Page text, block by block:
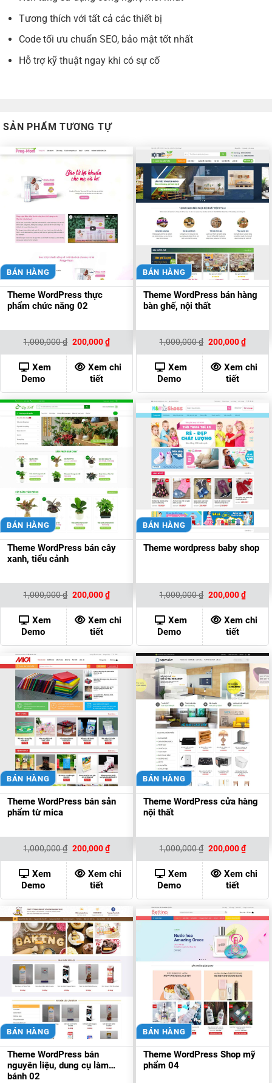
Tương thích với tất cả các thiết bị
Code tối ưu chuẩn SEO, bảo mật tốt nhất
Hỗ trợ kỹ thuật ngay khi có sự cố
SẢN PHẨM TƯƠNG TỰ
BÁN HÀNG
Theme WordPress thực
phẩm chức năng 02
1,000,000₫ Giá
gốc
là:
1,000,000 ₫.
200,000₫Giá
hiện
tại
là:
200,000 ₫.
Xem
Demo
Xem chi
tiết
BÁN HÀNG
Theme WordPress bán hàng
bàn ghế, nội thất
1,000,000₫ Giá
gốc
là:
1,000,000 ₫.
200,000₫Giá
hiện
tại
là:
Xem
Demo
Xem chi
tiết
BÁN HÀNG
Theme WordPress bán cây
xanh, tiểu cảnh
1,000,000₫ Giá
là:
1,000,000 ₫.
200,000₫Giá
hiện
tại
là:
200,000 ₫.
Xem
Demo
Xem chi
tiết
BÁN HÀNG
Theme wordpress baby shop
1,000,000₫ Giá
là:
1,000,000 ₫.
200,000₫Giá
hiện
tại
là:
Xem
Demo
Xem chi
tiết
BÁN HÀNG
Theme WordPress bán sản
phẩm từ mica
1,000,000₫ Giá
gốc
là:
1,000,000 ₫.
200,000₫Giá
hiện
tại
là:
200,000 ₫.
Xem
Demo
Xem chi
tiết
BÁN HÀNG
Theme WordPress cửa hàng
nội thất
1,000,000₫ Giá
gốc
là:
1,000,000 ₫.
200,000₫Giá
hiện
tại
là:
Xem
Demo
Xem chi
tiết
BÁN HÀNG
Theme WordPress bán
nguyên liệu, dung cụ làm
bánh 02
BÁN HÀNG
Theme WordPress Shop mỹ
phẩm 04